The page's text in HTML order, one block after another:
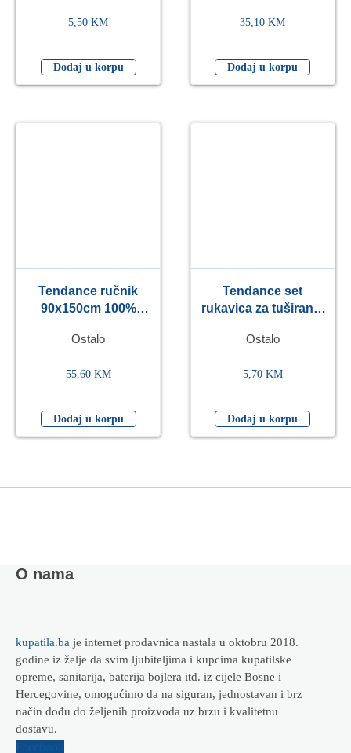
5,50KM
Dodaj u korpu
35,10KM
Dodaj u korpu
Tendance ručnik
90x150cm 100%
Ostalo
55,60 KM
Dodaj u korpu
Tendance set
rukavica za tuširanje
Ostalo
5,70 KM
Dodaj u korpu
O nama
kupatila.ba je internet prodavnica nastala u oktobru 2018.
godine iz želje da svim ljubiteljima i kupcima kupatilske
opreme, sanitarija, baterija bojlera itd. iz cijele Bosne i
Hercegovine, omogućimo da na siguran, jednostavan i brz
način dođu do željenih proizvoda uz brzu i kvalitetnu
dostavu.